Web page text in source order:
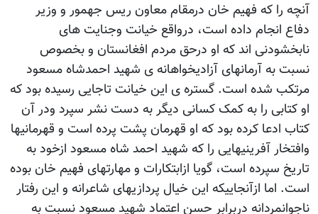
آنچه را که فهیم خان درمقام معاون ریس جهمور و وزیر
دفاع انجام داده است، درواقع خیانت وجنایت های
نابخشودنی اند که او درحق مردم افغانستان و بخصوص
نسبت به آرمانهای آزادیخواهانه ی شهید احمدشاه مسعود
مرتکب شده است. گستره ی این خیانت تاجایی رسیده بود که
او کتابی را به کمک کسانی دیگر به دست نشر سپرد ودر آن
کتاب ادعا کرده بود که او قهرمان پشت پرده است و قهرمانیها
وافتخار آفرینیهایی را که شهید احمد شاه مسعود ازخود به
تاریخ سپرده است، گویا ازابتکارات و مهارتهای فهیم خان بوده
است. اما ازآنجاییکه این خیال پردازیهای شاعرانه و این رفتار
ناجوانمردانه دربرابر حسن اعتماد شهید مسعود نسبت به